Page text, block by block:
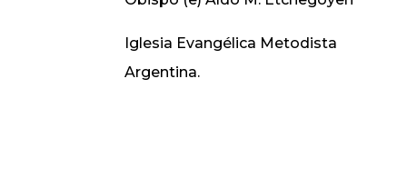
Iglesia Evangélica Metodista
Argentina.